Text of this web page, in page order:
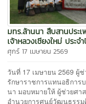
มทร.ล้านนา สืบสานปร
เจ้าหลวงเชียงใหม่ ประจ
ศุกร์ 17 เมษายน 2569
วันที่ 17 เมษายน 2569 ผู้
รักษาราชการแทนอธิการ
นา มอบหมายให้ ผู้ช่วยศ
อำนวยการศูนย์วัฒนธรร